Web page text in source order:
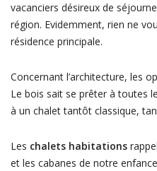
vacanciers désireux de
région. Evidemment, rien ne
résidence principale.
Concernant l’architecture, les
Le bois sait se prêter à toutes
à un chalet tantôt classique,
Les chalets habitations
et les cabanes de notre